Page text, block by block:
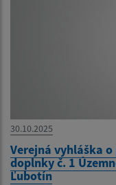
30.10.2025
Verejná vyhláška
doplnky č. 1
Ľubotín